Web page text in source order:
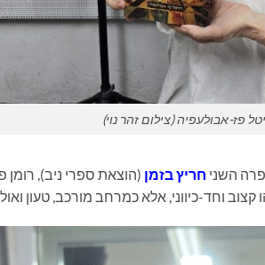
פז-אבולעפיה (צילום זהר נוי)
השני חריץ בזמן (הוצאת ספרי ניב), רומן
וחד-כיווני, אלא כמרחב מורכב, טעון